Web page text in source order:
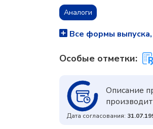
Аналоги
Все формы выпуска,
Особые отметки:
Описание
Дата согласования: